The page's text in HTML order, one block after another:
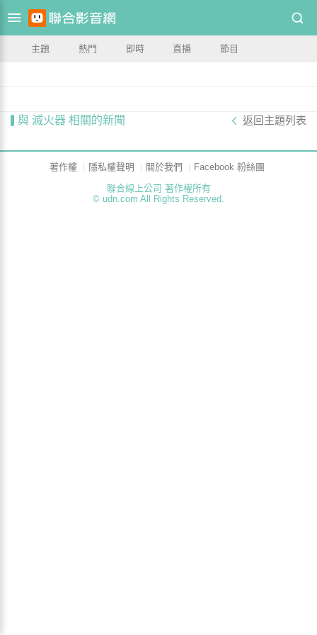
主題 熱門 即時 直播 節目
與 滅火器 相關的新聞 返回主題列表
著作權 隱私權聲明 關於我們
Facebook 粉絲團
聯合線上公司 著作權所有
© udn.com All Rights Reserved.